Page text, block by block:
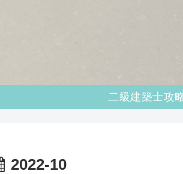
2022-10